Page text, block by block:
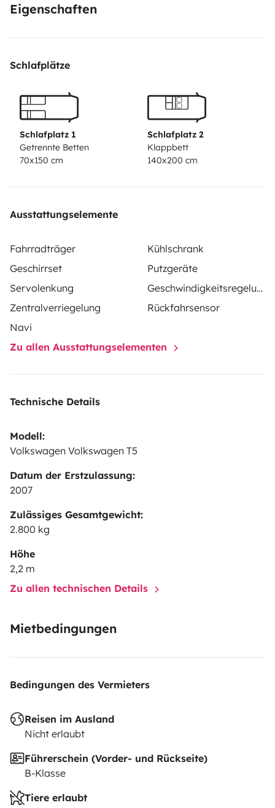
Eigenschaften
Schlafplätze
Schlafplatz 1
Getrennte Betten
70x150 cm
Schlafplatz 2
Klappbett
140x200 cm
Ausstattungselemente
Fahrradträger
Kühlschrank
Geschirrset
Putzgeräte
Servolenkung
Geschwindigkeitsregelung
Zentralverriegelung
Rückfahrsensor
Navi
Zu allen Ausstattungselementen
Technische Details
Modell:
Volkswagen Volkswagen T5
Datum der Erstzulassung:
2007
Zulässiges Gesamtgewicht:
2.800 kg
Höhe
2,2 m
Zu allen technischen Details
Mietbedingungen
Bedingungen des Vermieters
Reisen im Ausland
Nicht erlaubt
Führerschein (Vorder- und Rückseite)
B-Klasse
Tiere erlaubt